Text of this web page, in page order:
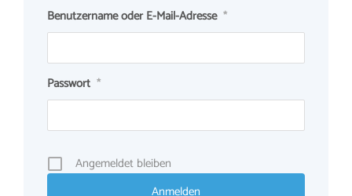
Benutzername oder E-Mail-Adresse *
Passwort *
Angemeldet bleiben